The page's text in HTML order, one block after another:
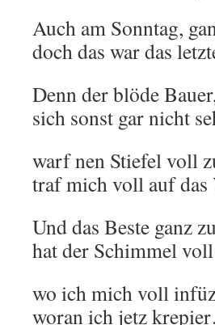
Auch am Sonntag,
doch das war das
Denn der blöde
sich sonst gar nicht
warf nen Stiefel voll
traf mich voll auf das
Und das Beste ganz
hat der Schimmel
wo ich mich voll
woran ich jetz